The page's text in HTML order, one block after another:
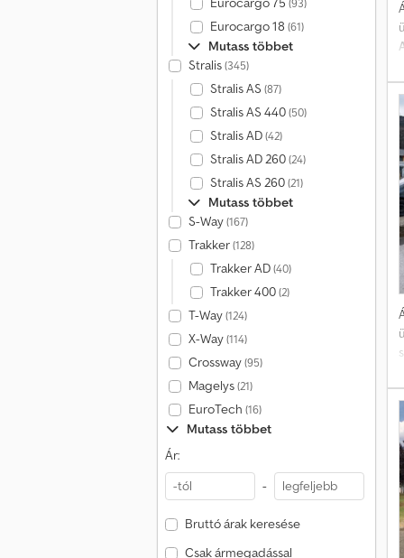
Eurocargo 18 (61)
Mutass többet
Stralis(345)
Stralis AS (87)
Stralis AS 440(50)
Stralis AD(42)
Stralis AD 260(24)
Stralis AS 260(21)
Mutass többet
S-Way(167)
Trakker(128)
Trakker AD(40)
Trakker 400(2)
T-Way(124)
X-Way(114)
Crossway(95)
Magelys(21)
EuroTech (16)
Mutass többet
Ár:
-
Bruttó árak keresése
Csak ármegadással